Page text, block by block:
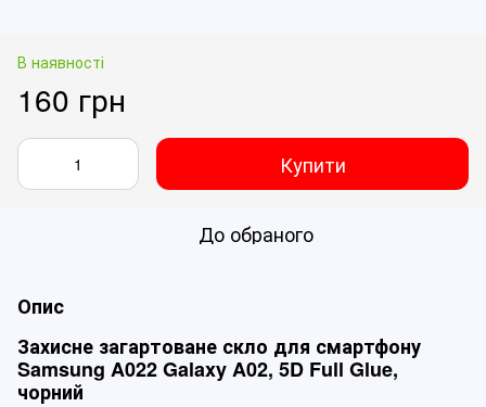
В наявності
160 грн
Купити
До обраного
Опис
Захисне загартоване скло для смартфону
Samsung A022 Galaxy A02, 5D Full Glue,
чорний